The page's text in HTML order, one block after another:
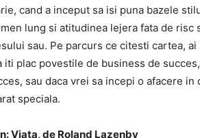
cand a inceput sa isi puna bazele
lung si atitudinea lejera fata de
sau. Pe parcurs ce citesti cartea,
iti plac povestile de business de
sau daca vrei sa incepi o afacere
speciala.
Viata, de Roland Lazenby